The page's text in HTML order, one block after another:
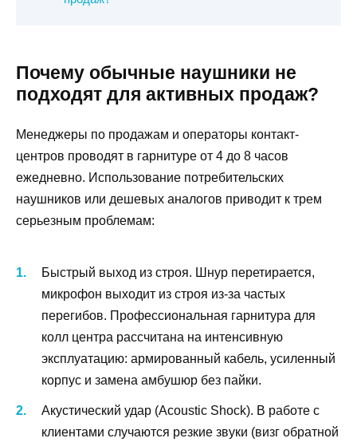
Почему обычные наушники не
подходят для активных продаж?
Менеджеры по продажам и операторы контакт-
центров проводят в гарнитуре от 4 до 8 часов
ежедневно. Использование потребительских
наушников или дешевых аналогов приводит к трем
серьезным проблемам:
Быстрый выход из строя. Шнур перетирается,
микрофон выходит из строя из-за частых
перегибов. Профессиональная гарнитура для
колл центра рассчитана на интенсивную
эксплуатацию: армированный кабель, усиленный
корпус и замена амбушюр без пайки.
Акустический удар (Acoustic Shock). В работе с
клиентами случаются резкие звуки (визг обратной